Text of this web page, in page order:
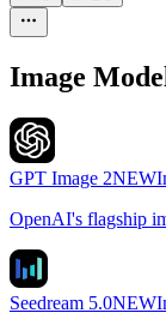
Image
GPT Image 2NEW
OpenAI's flagship
Seedream 5.0NEW